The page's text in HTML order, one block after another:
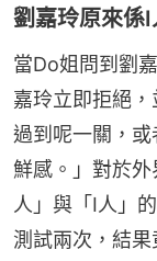
劉嘉玲原來係I
當Do姐問到劉
嘉玲立即拒絕
過到呢一關，
鮮感。」對於
人」與「I人」
測試兩次，結